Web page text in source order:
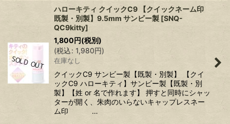
ハローキティ クイックC9 【クイックネーム印
既製・別製】9.5mm サンビー製 [SNQ-
QC9kitty]
1,800円(税別)
(税込: 1,980円)
在庫なし
クイックC9 サンビー製【既製・別製】 【クイ
ックC9 ハローキティ】サンビー製【既製・別
製】【姓 or 名で作れます】 押すと同時にシャッ
ターが開く、朱肉のいらないキャップレスネー
ム印 …